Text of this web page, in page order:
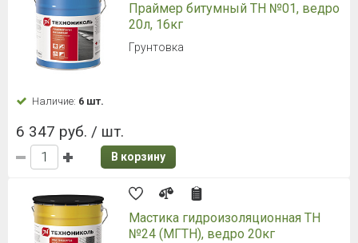
Праймер битумный ТН №01, ведро
20л, 16кг
Грунтовка
Наличие: 6 шт.
6 347 руб. / шт.
В корзину
Мастика гидроизоляционная ТН
№24 (МГТН), ведро 20кг